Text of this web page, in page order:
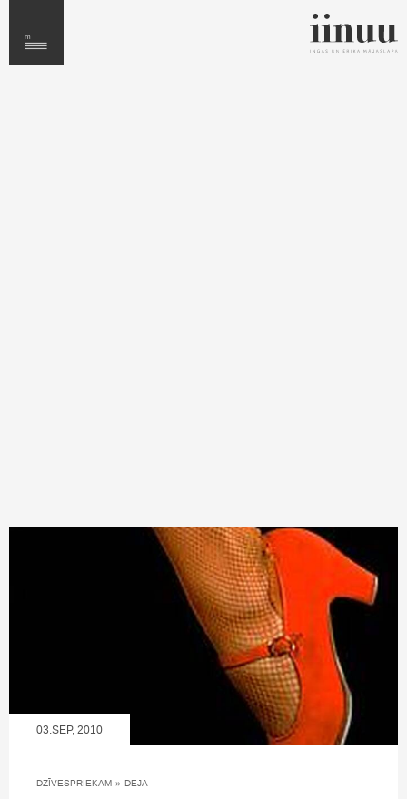
03.SEP, 2010
DZĪVESPRIEKAM » DEJA